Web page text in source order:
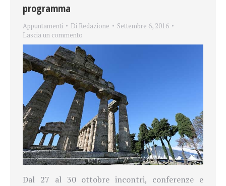
programma
Appuntamenti Di Redazione
Settembre 6, 2016
Lascia un commento
Dal 27 al 30 ottobre incontri, conferenze e